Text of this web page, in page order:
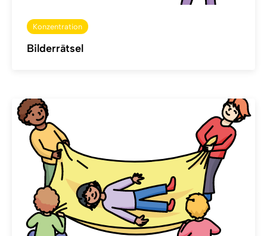
Konzentration
Bilderrätsel